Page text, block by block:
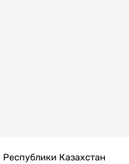
Казахстан